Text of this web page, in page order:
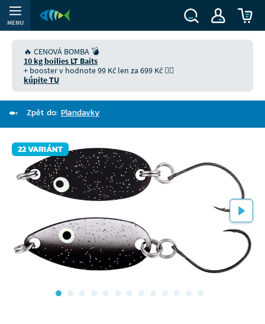
MENU
🔥 CENOVÁ BOMBA 💣
10 kg boilies LT Baits
+ booster v hodnote 99 Kč len za 699 Kč 👉🏻
kúpite TU
Zpět do: Plandavky
22 VARIÁNT